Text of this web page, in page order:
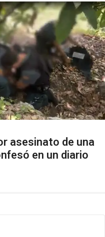
asesinato de una
en un diario